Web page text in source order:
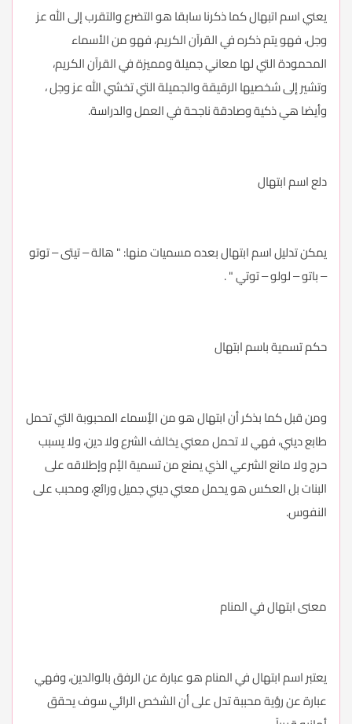
يعني اسم اتبهال كما ذكرنا سابقا هو التضرع والتقرب إلى الله عز
وجل، فهو يتم ذكره في القرآن الكريم، فهو من الأسماء
المحمودة التي لها معاني جميلة ومميزة في القرآن الكريم،
وتشير إلى شخصيها الرقيقة والجميلة التي تخشي الله عز وجل ،
وأيضا هي ذكية وصادقة ناجحة في العمل والدراسة.
دلع اسم ابتهال
يمكن تدليل اسم ابتهال بعده مسميات منها: " هالة – تيتى – توتو
– باتو – لولو – توتي " .
حكم تسمية باسم ابتهال
ومن قبل كما بذكر أن ابتهال هو من الأٍسماء المحبوبة التي تحمل
طابع ديني، فهي لا تحمل معني يخالف الشرع ولا دين، ولا يسبب
حرج ولا مانع الشرعي الذي يمنع من تسمية الأٍم وإطلاقه على
البنات بل العكس هو يحمل معني ديني جميل ورائع، ومحبب على
النفوس.
معنى ابتهال في المنام
يعتبر اسم ابتهال في المنام هو عبارة عن الرفق بالوالدين، وفهي
عبارة عن رؤية محببة تدل على أن الشخص الرائي سوف يحقق